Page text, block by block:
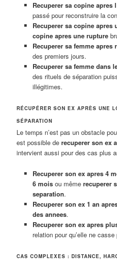
Recuperer sa copine apres
passé pour reconstruire la
Recuperer sa copine apres
copine apres une rupture
Recuperer sa femme apres
des premiers jours.
Recuperer sa femme dans
des rituels de séparation
illégitimes.
RÉCUPÉRER SON EX APRÈS UNE
SÉPARATION
Le temps n’est pas un obstacle
est possible derecuperer son ex
intervient aussi pour des cas plus
Recuperer son ex apres 4
6 moisou même recuperer
separation.
Recuperer son ex 1 an
des annees.
Recuperer son ex apres
relation pour qu’elle ne casse
CAS COMPLEXES : DISTANCE,